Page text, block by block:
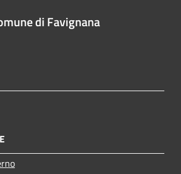
di Favignana